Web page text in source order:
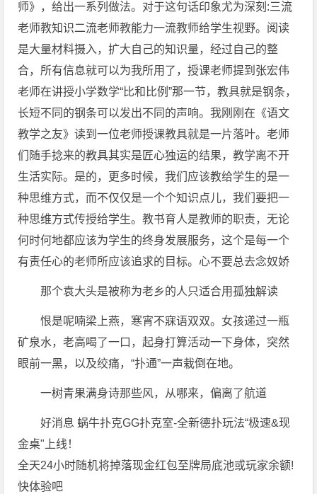
师》，给出一系列做法。对于这句话印象尤为深刻:三流
老师教知识二流老师教能力一流教师给学生视野。阅读
是大量材料摄入，扩大自己的知识量，经过自己的整
合，所有信息就可以为我所用了，授课老师提到张宏伟
老师在讲授小学数学“比和比例”那一节，教具就是钢条，
长短不同的钢条可以发出不同的声响。我刚刚在《语文
教学之友》读到一位老师授课教具就是一片落叶。老师
们随手捻来的教具其实是匠心独运的结果，教学离不开
生活实际。是的，更多时候，我们应该教给学生的是一
种思维方式，而不仅仅是一个个知识点儿，我们要把一
种思维方式传授给学生。教书育人是教师的职责，无论
何时何地都应该为学生的终身发展服务，这个是每一个
有责任心的老师所应该追求的目标。心不要总去念奴娇
那个袁大头是被称为老乡的人只适合用孤独解读
恨是呢喃梁上燕，寒宵不寐语双双。女孩递过一瓶
矿泉水，老高喝了一口，起身打算活动一下身体，突然
眼前一黑，以及绞痛，“扑通”一声栽倒在地。
一树青果满身诗那些风，从哪来，偏离了航道
好消息 蜗牛扑克GG扑克室-全新德扑玩法“极速&现
金桌"上线！
全天24小时随机将掉落现金红包至牌局底池或玩家余额!
快体验吧